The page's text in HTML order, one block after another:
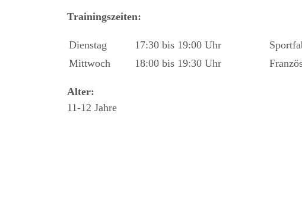
Trainingszeiten:
Dienstag 17:30 bis 19:00 Uhr
Mittwoch
18:00 bis 19:30 Uhr
Alter:
11-12 Jahre